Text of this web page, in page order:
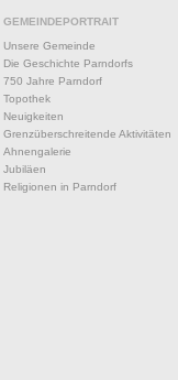
GEMEINDEPORTRAIT
Unsere Gemeinde
Die Geschichte Parndorfs
750 Jahre Parndorf
Topothek
Neuigkeiten
Grenzüberschreitende Aktivitäten
Ahnengalerie
Jubiläen
Religionen in Parndorf